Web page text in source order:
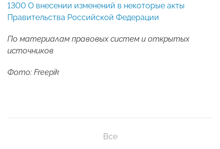
1300 О внесении изменений в некоторые акты
Правительства Российской Федерации
По материалам правовых систем и открытых
источников
Фото: Freepik
Все